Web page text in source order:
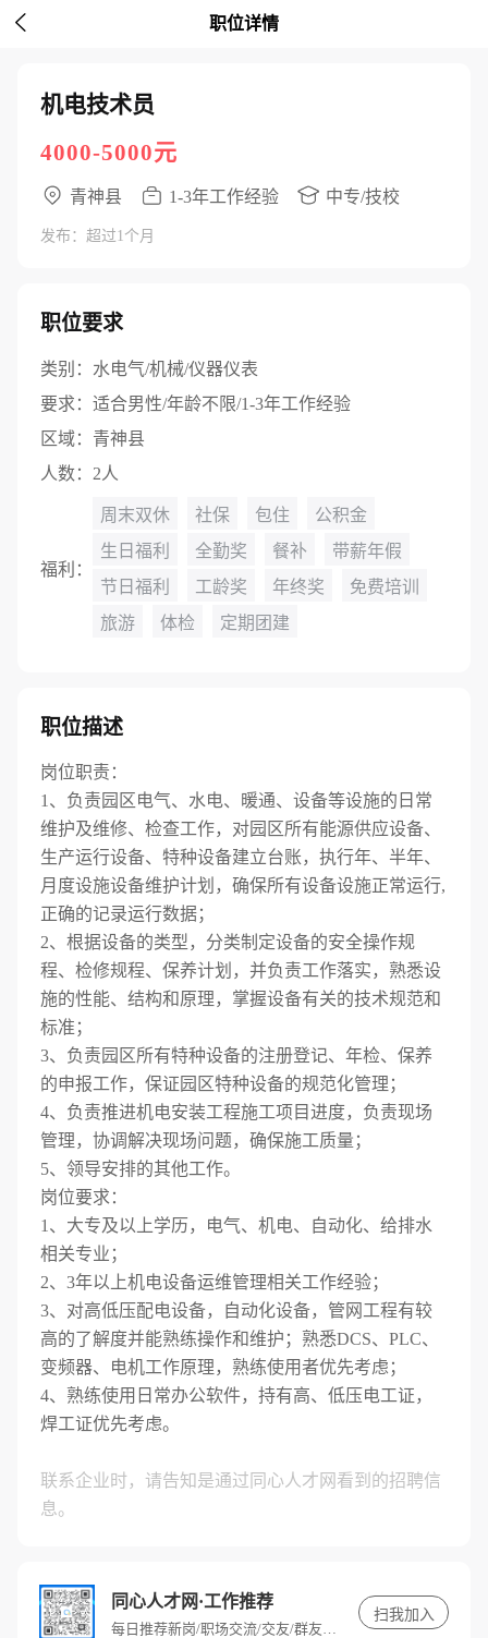
 职位详情
机电技术员
4000-5000元
青神县 1-3年工作经验 中专/技校
发布：超过1个月
职位要求
类别： 水电气/机械/仪器仪表
要求： 适合男性/年龄不限/1-3年工作经验
区域： 青神县
人数： 2人
福利：
周末双休 社保 包住
公积金
生日福利
全勤奖 餐补
带薪年假
节日福利
工龄奖 年终奖
免费培训
旅游
体检 定期团建
职位描述
岗位职责：
1、负责园区电气、水电、暖通、设备等设施的日常
维护及维修、检查工作，对园区所有能源供应设备、
生产运行设备、特种设备建立台账，执行年、半年、
月度设施设备维护计划，确保所有设备设施正常运行,
正确的记录运行数据；
2、根据设备的类型，分类制定设备的安全操作规
程、检修规程、保养计划，并负责工作落实，熟悉设
施的性能、结构和原理，掌握设备有关的技术规范和
标准；
3、负责园区所有特种设备的注册登记、年检、保养
的申报工作，保证园区特种设备的规范化管理；
4、负责推进机电安装工程施工项目进度，负责现场
管理，协调解决现场问题，确保施工质量；
5、领导安排的其他工作。
岗位要求：
1、大专及以上学历，电气、机电、自动化、给排水
相关专业；
2、3年以上机电设备运维管理相关工作经验；
3、对高低压配电设备，自动化设备，管网工程有较
高的了解度并能熟练操作和维护；熟悉DCS、PLC、
变频器、电机工作原理，熟练使用者优先考虑；
4、熟练使用日常办公软件，持有高、低压电工证，
焊工证优先考虑。
联系企业时，请告知是通过同心人才网看到的招聘信
息。
同心人才网·工作推荐
每日推荐新岗/职场交流/交友/群友专属福利
扫我加入